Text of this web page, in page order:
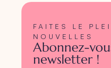
FAITES LE
NOUVELLES
Abonnez-
newsletter !